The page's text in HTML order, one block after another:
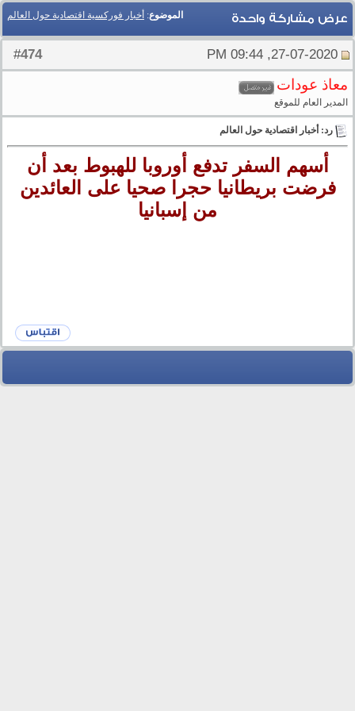
الموضوع: أخبار فوركسية اقتصادية حول العالم عرض مشاركة واحدة
#
474
معاذ عودات
المدير العام للموقع
رد: أخبار اقتصادية حول العالم
أسهم السفر تدفع أوروبا للهبوط بعد أن
فرضت بريطانيا حجرا صحيا على العائدين
من إسبانيا